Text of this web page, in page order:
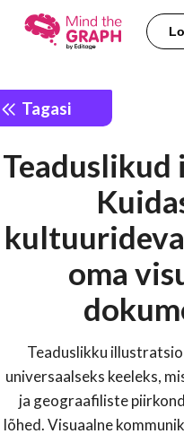
Tagasi
oma
Teaduslikku
universaalseks keeleks,
ja geograafiliste
lõhed. Visuaalne